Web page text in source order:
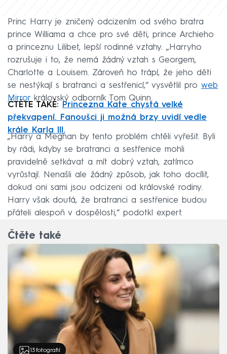
Princ Harry je zničený odcizením od svého bratra
prince Williama a chce pro své děti, prince Archieho
a princeznu Lilibet, lepší rodinné vztahy. „Harryho
rozrušuje i to, že nemá žádný vztah s Georgem,
Charlotte a Louisem. Zároveň ho trápí, že jeho děti
se nestýkají s bratranci a sestřenicí,“ vysvětlil pro web
Mirrorkrálovský odborník Tom Quinn.
ČTĚTE TAKÉ: Princezna Kate chystá velké
překvapení. Fanoušci ji možná brzy uvidí vedle
krále Karla III.
„Harry a Meghan by tento problém chtěli vyřešit. Byli
by rádi, kdyby se bratranci a sestřenice mohli
pravidelně setkávat a mít dobrý vztah, zatímco
vyrůstají. Nenašli ale žádný způsob, jak toho docílit,
dokud oni sami jsou odcizeni od královské rodiny.
Harry však doufá, že bratranci a sestřenice budou
přáteli alespoň v dospělosti,“ podotkl expert.
Čtěte také
13 fotografií